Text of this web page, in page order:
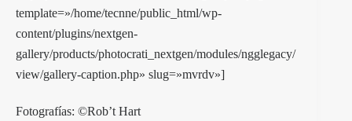
template=»/home/tecnne/public_html/wp-
content/plugins/nextgen-
gallery/products/photocrati_nextgen/modules/ngglegacy/
view/gallery-caption.php» slug=»mvrdv»]
Fotografías: ©Rob’t Hart